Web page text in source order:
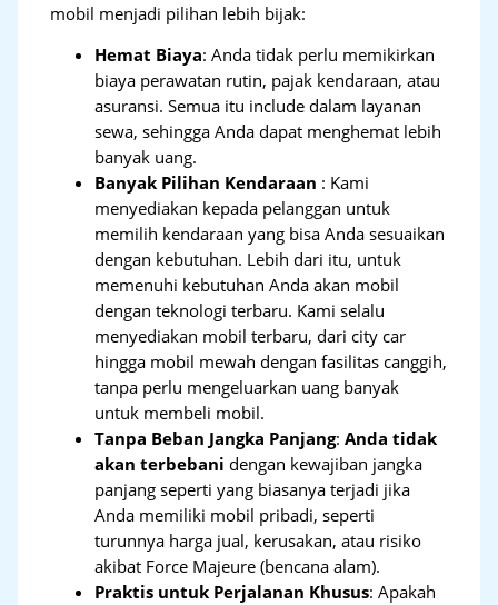
mobil menjadi pilihan lebih bijak:
Hemat Biaya: Anda tidak perlu memikirkan
biaya perawatan rutin, pajak kendaraan, atau
asuransi. Semua itu include dalam layanan
sewa, sehingga Anda dapat menghemat lebih
banyak uang.
Banyak Pilihan Kendaraan : Kami
menyediakan kepada pelanggan untuk
memilih kendaraan yang bisa Anda sesuaikan
dengan kebutuhan. Lebih dari itu, untuk
memenuhi kebutuhan Anda akan mobil
dengan teknologi terbaru. Kami selalu
menyediakan mobil terbaru, dari city car
hingga mobil mewah dengan fasilitas canggih,
tanpa perlu mengeluarkan uang banyak
untuk membeli mobil.
Tanpa Beban Jangka Panjang:Anda tidak
akan terbebani dengan kewajiban jangka
panjang seperti yang biasanya terjadi jika
Anda memiliki mobil pribadi, seperti
turunnya harga jual, kerusakan, atau risiko
akibat Force Majeure (bencana alam).
Praktis untuk Perjalanan Khusus: Apakah